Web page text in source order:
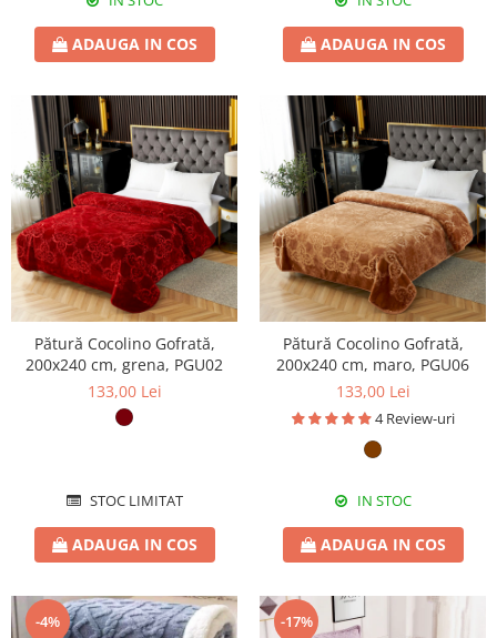
ADAUGA IN COS ADAUGA IN COS
Pătură Cocolino Gofrată,
200x240 cm, grena, PGU02
133,00 Lei
STOC LIMITAT
ADAUGA IN COS
Pătură Cocolino Gofrată,
200x240 cm, maro, PGU06
133,00 Lei
4 Review-uri
IN STOC
ADAUGA IN COS
-4% -17%